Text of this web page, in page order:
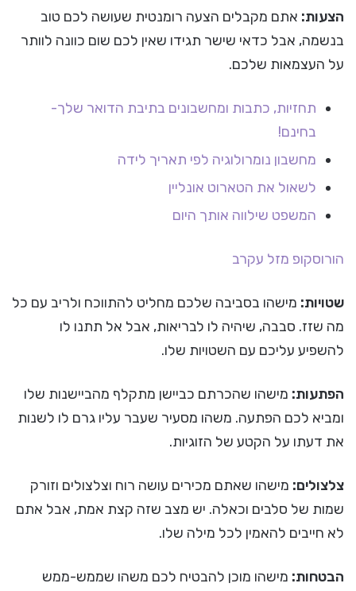
הצעות: אתם מקבלים הצעה רומנטית שעושה לכם טוב
בנשמה, אבל כדאי שישר תגידו שאין לכם שום כוונה לוותר
על העצמאות שלכם.
תחזיות, כתבות ומחשבונים בתיבת הדואר שלך-
בחינם!
מחשבון נומרולוגיה לפי תאריך לידה
לשאול את הטארוט אונליין
המשפט שילווה אותך היום
הורוסקופ מזל עקרב
שטויות: מישהו בסביבה שלכם מחליט להתווכח ולריב עם כל
מה שזז. סבבה, שיהיה לו לבריאות, אבל אל תתנו לו
להשפיע עליכם עם השטויות שלו.
הפתעות: מישהו שהכרתם כביישן מתקלף מהביישנות שלו
ומביא לכם הפתעה. משהו מסעיר שעבר עליו גרם לו לשנות
את דעתו על הקטע של הזוגיות.
צלצולים: מישהו שאתם מכירים עושה רוח וצלצולים וזורק
שמות של סלבים וכאלה. יש מצב שזה קצת אמת, אבל אתם
לא חייבים להאמין לכל מילה שלו.
הבטחות: מישהו מוכן להבטיח לכם משהו שממש-ממש